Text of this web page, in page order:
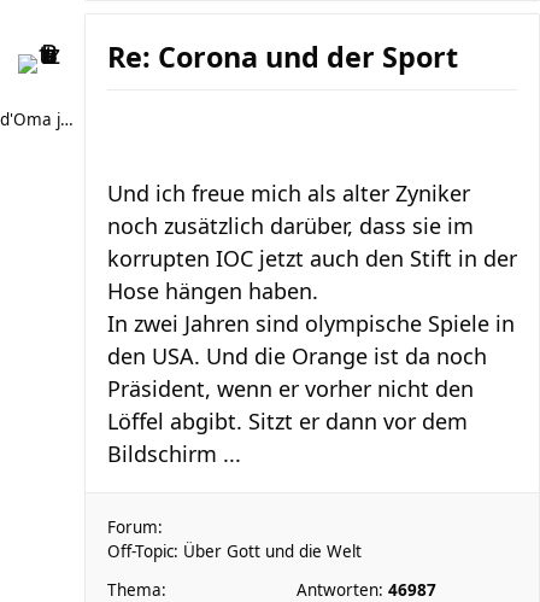
d'Oma joggt
Re: Corona und der Sport
Und ich freue mich als alter Zyniker
noch zusätzlich darüber, dass sie im
korrupten IOC jetzt auch den Stift in der
Hose hängen haben.
In zwei Jahren sind olympische Spiele in
den USA. Und die Orange ist da noch
Präsident, wenn er vorher nicht den
Löffel abgibt. Sitzt er dann vor dem
Bildschirm ...
Forum:
Off-Topic: Über Gott und die Welt
Thema:
Antworten: 46987